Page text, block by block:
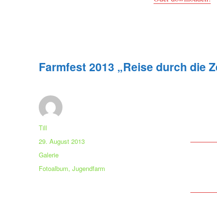
Farmfest 2013 „Reise durch die
Autor
Till
Veröffentlicht
am
29. August 2013
Format
Galerie
Kategorien
Fotoalbum,Jugendfarm